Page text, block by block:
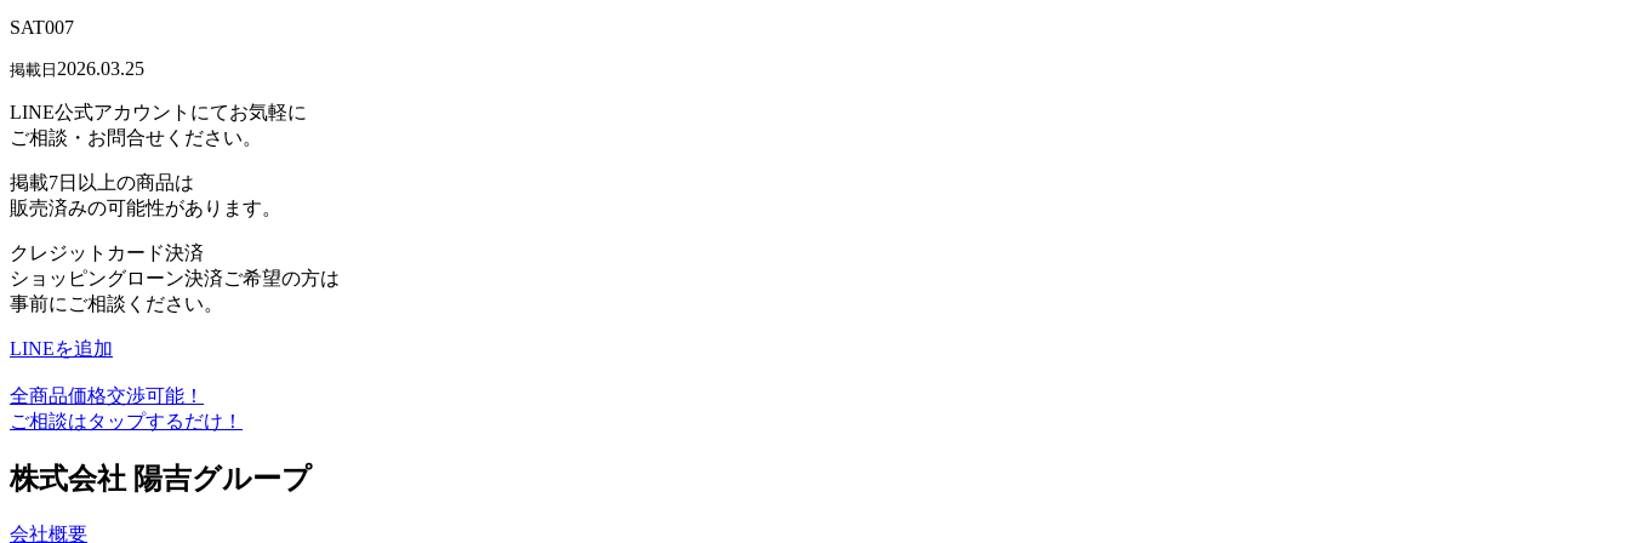
SAT007
掲載日 2026.03.25
LINE公式アカウントにてお気軽に
ご相談・お問合せください。
掲載7日以上の商品は
販売済みの可能性があります。
クレジットカード決済
ショッピングローン決済ご希望の方は
事前にご相談ください。
LINEを追加
全商品価格交渉可能！
ご相談はタップするだけ！
株式会社 陽吉グループ
会社概要